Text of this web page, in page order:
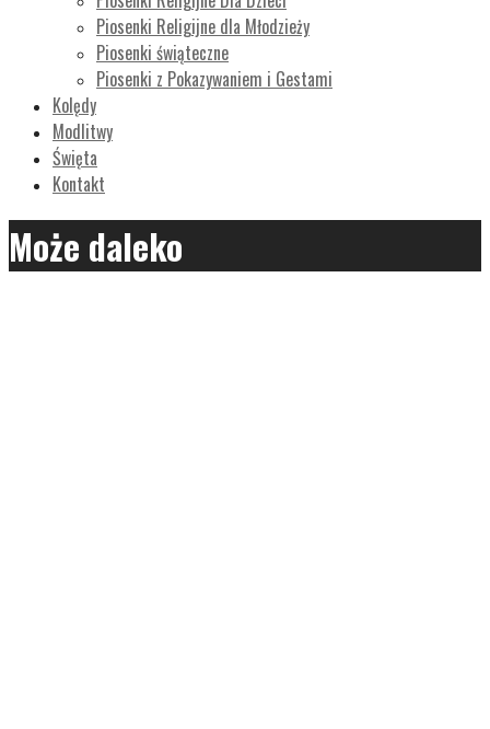
Piosenki Religijne dla Młodzieży
Piosenki świąteczne
Piosenki z Pokazywaniem i Gestami
Kolędy
Modlitwy
Święta
Kontakt
Może daleko